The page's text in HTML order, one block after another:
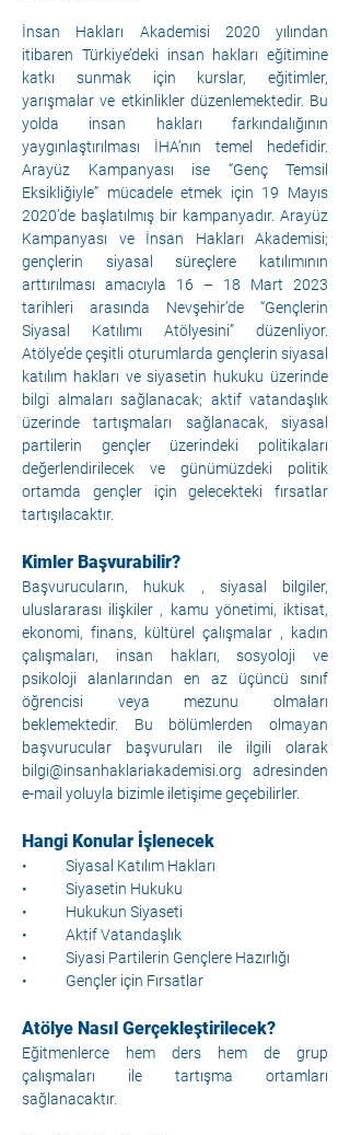
İnsan Hakları Akademisi 2020 yılından
itibaren Türkiye’deki insan hakları eğitimine
katkı sunmak için kurslar, eğitimler,
yarışmalar ve etkinlikler düzenlemektedir. Bu
yolda insan hakları farkındalığının
yaygınlaştırılması İHA’nın temel hedefidir.
Arayüz Kampanyası ise “Genç Temsil
Eksikliğiyle” mücadele etmek için 19 Mayıs
2020’de başlatılmış bir kampanyadır. Arayüz
Kampanyası ve İnsan Hakları Akademisi;
gençlerin siyasal süreçlere katılımının
arttırılması amacıyla 16 – 18 Mart 2023
tarihleri arasında Nevşehir’de “Gençlerin
Siyasal Katılımı Atölyesini” düzenliyor.
Atölye’de çeşitli oturumlarda gençlerin siyasal
katılım hakları ve siyasetin hukuku üzerinde
bilgi almaları sağlanacak; aktif vatandaşlık
üzerinde tartışmaları sağlanacak, siyasal
partilerin gençler üzerindeki politikaları
değerlendirilecek ve günümüzdeki politik
ortamda gençler için gelecekteki fırsatlar
tartışılacaktır.
Kimler Başvurabilir?
Başvurucuların, hukuk , siyasal bilgiler,
uluslararası ilişkiler , kamu yönetimi, iktisat,
ekonomi, finans, kültürel çalışmalar , kadın
çalışmaları, insan hakları, sosyoloji ve
psikoloji alanlarından en az üçüncü sınıf
öğrencisi veya mezunu olmaları
beklemektedir. Bu bölümlerden olmayan
bilgi@insanhaklariakademisi.org adresinden
e-mail yoluyla bizimle iletişime geçebilirler.
Hangi Konular İşlenecek
•	Siyasal Katılım Hakları
•	Siyasetin Hukuku
•	Hukukun Siyaseti
•	Aktif Vatandaşlık
•	Siyasi Partilerin Gençlere Hazırlığı
•	Gençler için Fırsatlar
Atölye Nasıl Gerçekleştirilecek?
Eğitmenlerce hem ders hem de grup
çalışmaları ile tartışma ortamları
sağlanacaktır.